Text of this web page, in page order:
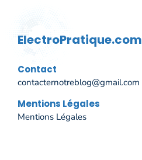
ElectroPratique.com
Contact
contacternotreblog@gmail.com
Mentions Légales
Mentions Légales